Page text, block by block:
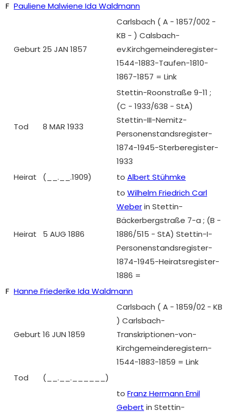
F Pauliene Malwiene Ida Waldmann
Geburt 25 JAN 1857
Carlsbach ( A - 1857/002 -
KB - ) Calsbach-
ev.Kirchgemeinderegister-
1544-1883-Taufen-1810-
1867-1857 = Link
Tod 8 MAR 1933
Stettin-Roonstraße 9-11 ;
(C - 1933/638 - StA)
Stettin-III-Nemitz-
Personenstandsregister-
1874-1945-Sterberegister-
1933
Heirat
(__.__.1909) to Albert Stühmke
Heirat 5 AUG 1886
to Wilhelm Friedrich Carl
Weberin Stettin-
Bäckerbergstraße 7-a ; (B -
1886/515 - StA) Stettin-I-
Personenstandsregister-
1874-1945-Heiratsregister-
1886 =
F Hanne Friederike Ida Waldmann
Geburt 16 JUN 1859
Carlsbach ( A - 1859/02 - KB
) Carlsbach-
Transkriptionen-von-
Kirchgemeinderegistern-
1544-1883-1859 = Link
Tod
(__.__.______)
to Franz Hermann Emil
Gebert in Stettin-